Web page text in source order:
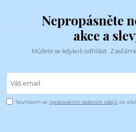
Nepropásněte
akce a
Můžete se kdykoli odhlásit.
Souhlasím se zpracováním osobních údajů za